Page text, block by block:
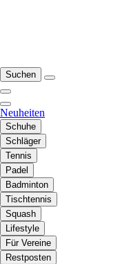
Suchen
Neuheiten
Schuhe
Schläger
Tennis
Padel
Badminton
Tischtennis
Squash
Lifestyle
Für Vereine
Restposten